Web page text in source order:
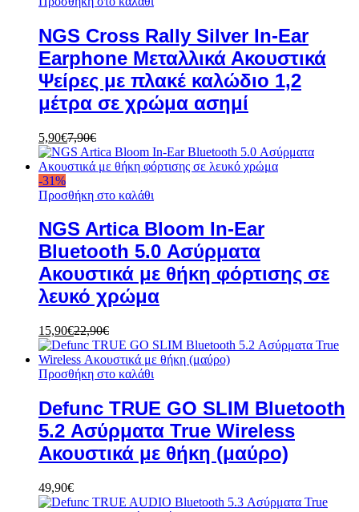
NGS Cross Rally Silver In-Ear
Earphone Μεταλλικά Ακουστικά
Ψείρες με πλακέ καλώδιο 1,2
μέτρα σε χρώμα ασημί
5,90€7,90€
-31%
Προσθήκη στο καλάθι
NGS Artica Bloom In-Ear
Bluetooth 5.0 Ασύρματα
Ακουστικά με θήκη φόρτισης σε
λευκό χρώμα
15,90€22,90€
Προσθήκη στο καλάθι
Defunc TRUE GO SLIM Bluetooth
5.2 Ασύρματα True Wireless
Ακουστικά με θήκη (μαύρο)
49,90€